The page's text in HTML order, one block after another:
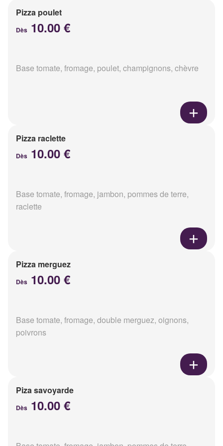
Pizza poulet
Dès 10.00 €
Base tomate, fromage, poulet, champignons, chèvre
Pizza raclette
Dès 10.00 €
Base tomate, fromage, jambon, pommes de terre,
raclette
Pizza merguez
Dès 10.00 €
Base tomate, fromage, double merguez, oignons,
poivrons
Piza savoyarde
Dès 10.00 €